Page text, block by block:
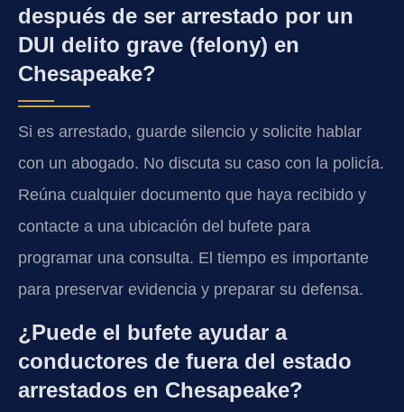
después de ser arrestado por un
DUI delito grave (felony) en
Chesapeake?
Si es arrestado, guarde silencio y solicite hablar
con un abogado. No discuta su caso con la policía.
Reúna cualquier documento que haya recibido y
contacte a una ubicación del bufete para
programar una consulta. El tiempo es importante
para preservar evidencia y preparar su defensa.
¿Puede el bufete ayudar a
conductores de fuera del estado
arrestados en Chesapeake?